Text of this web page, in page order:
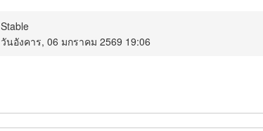
Stable
วันอังคาร, 06 มกราคม 2569 19:06